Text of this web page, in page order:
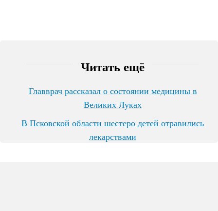
Читать ещё
Главврач рассказал о состоянии медицины в
Великих Луках
В Псковской области шестеро детей отравились
лекарствами